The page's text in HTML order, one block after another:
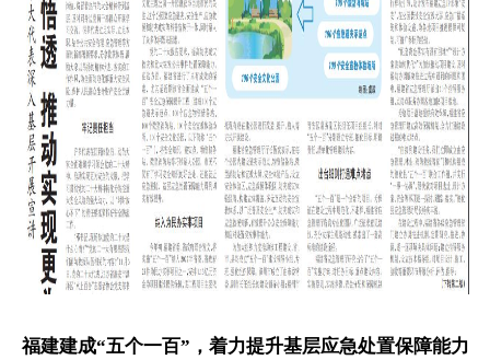
福建建成“五个一百”，着力提升基层应急处置保障能力